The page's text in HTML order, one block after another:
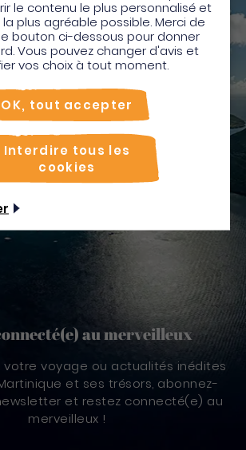
au merveilleux
votre voyage ou actualités inédites
et ses trésors, abonnez-
et restez connecté(e) au
merveilleux !
de votre séjour et trouver des
clics, activez le mode “sur
place”.
le mode surplace
le contenu le plus personnalisé et
plus agréable possible. Merci de
bouton ci-dessous pour donner
Vous pouvez changer d'avis et
vos choix à tout moment.
OK, tout accepter
Interdire tous les
cookies